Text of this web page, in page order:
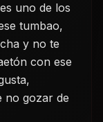
uno de los
tumbao,
y no te
con ese
no gozar de